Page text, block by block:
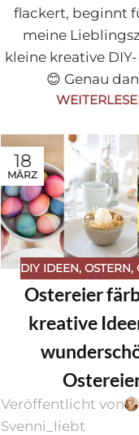
flackert, beginnt
meine
kleine kreative
😊 Genau
18
MÄRZ
DIY IDEEN,OSTERN,
Ostereier
kreative
Veröffentlicht von
Svenni_liebt